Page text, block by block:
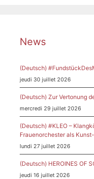
News
(Deutsch)
jeudi 30 juillet 2026
(Deutsch) Zur Vertonung
mercredi 29 juillet 2026
(Deutsch) #KLEO –
Frauenorchester als
lundi 27 juillet 2026
(Deutsch) HEROINES OF
jeudi 16 juillet 2026